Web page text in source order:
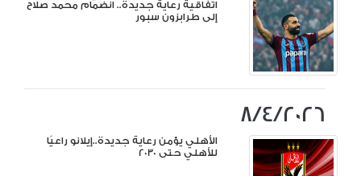
اتفاقية رعاية جديدة.. انضمام محمد صلاح
إلى طرابزون سبور
8/4/2026
الأهلي يؤمن رعاية جديدة..إيلانو راعيًا
للأهلي حتى 2030